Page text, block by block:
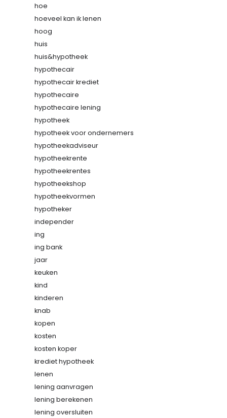
hoe
hoeveel kan ik lenen
hoog
huis
huis&hypotheek
hypothecair
hypothecair krediet
hypothecaire
hypothecaire lening
hypotheek
hypotheek voor ondernemers
hypotheekadviseur
hypotheekrente
hypotheekrentes
hypotheekshop
hypotheekvormen
hypotheker
independer
ing
ing bank
jaar
keuken
kind
kinderen
knab
kopen
kosten
kosten koper
krediet hypotheek
lenen
lening aanvragen
lening berekenen
lening oversluiten